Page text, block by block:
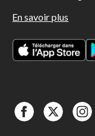
En savoir plus